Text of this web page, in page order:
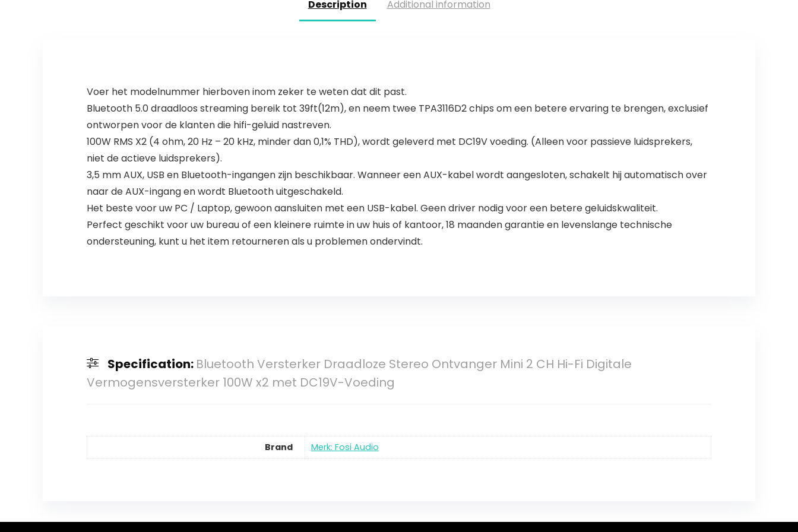
Description Additional information
Voer het modelnummer hierboven inom zeker te weten dat dit past.
Bluetooth 5.0 draadloos streaming bereik tot 39ft(12m), en neem twee TPA3116D2 chips om een betere ervaring te brengen, exclusief
ontworpen voor de klanten die hifi-geluid nastreven.
100W RMS X2 (4 ohm, 20 Hz – 20 kHz, minder dan 0,1% THD), wordt geleverd met DC19V voeding. (Alleen voor passieve luidsprekers,
niet de actieve luidsprekers).
3,5 mm AUX, USB en Bluetooth-ingangen zijn beschikbaar. Wanneer een AUX-kabel wordt aangesloten, schakelt hij automatisch over
naar de AUX-ingang en wordt Bluetooth uitgeschakeld.
Het beste voor uw PC / Laptop, gewoon aansluiten met een USB-kabel. Geen driver nodig voor een betere geluidskwaliteit.
Perfect geschikt voor uw bureau of een kleinere ruimte in uw huis of kantoor, 18 maanden garantie en levenslange technische
ondersteuning, kunt u het item retourneren als u problemen ondervindt.
Specification: Bluetooth Versterker Draadloze Stereo Ontvanger Mini 2 CH Hi-Fi Digitale
Vermogensversterker 100W x2 met DC19V-Voeding
Brand Merk: Fosi Audio